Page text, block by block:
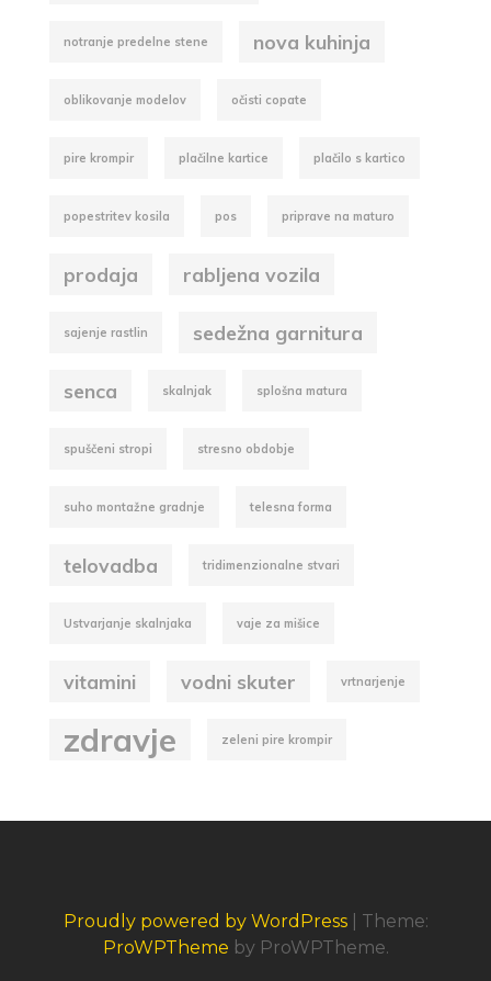
notranje predelne stene nova kuhinja
oblikovanje modelov očisti copate
pire krompir plačilne kartice plačilo s kartico
popestritev kosila pos priprave na maturo
prodaja rabljena vozila
sajenje rastlin sedežna garnitura
senca skalnjak splošna matura
spuščeni stropi stresno obdobje
suho montažne gradnje telesna forma
telovadba tridimenzionalne stvari
Ustvarjanje skalnjaka vaje za mišice
vitamini vodni skuter vrtnarjenje
zdravje zeleni pire krompir
Proudly powered by WordPress
Theme:
ProWPTheme by ProWPTheme.